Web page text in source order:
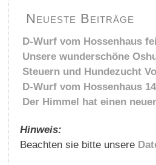
Neueste Beiträge
D-Wurf vom Hossenhaus
Unsere wunderschöne
Steuern und Hundezucht
D-Wurf vom Hossenhaus
Der Himmel hat einen
Hinweis:
Beachten sie bitte unsere